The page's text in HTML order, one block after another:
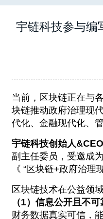
宇链科技参与编
当前，区块链正在与
块链推动政府治理现
代化、金融现代化、
宇链科技创始人
副主任委员，受邀成
《 “区块链+政府治
区块链技术在公益领
（1）信息公开且不
财务数据真实可信，